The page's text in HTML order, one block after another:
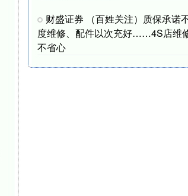
财盛证券 （百姓关注）质保承诺
度维修、配件以次充好……4S店维
不省心